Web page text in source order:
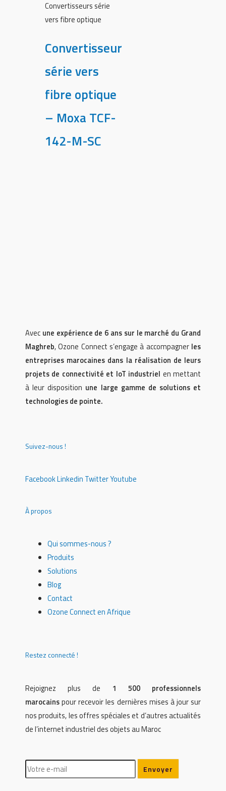
Convertisseurs série
vers fibre optique
Convertisseur
série vers
fibre optique
– Moxa TCF-
142-M-SC
Avec une expérience de 6 ans sur le marché du Grand
Maghreb, Ozone Connect s’engage à accompagner les
entreprises marocaines dans la réalisation de leurs
projets de connectivité et IoT industriel en mettant
à leur disposition une large gamme de solutions et
technologies de pointe.
Suivez-nous !
FacebookLinkedin TwitterYoutube
À propos
Qui sommes-nous ?
Produits
Solutions
Blog
Contact
Ozone Connect en Afrique
Restez connecté !
Rejoignez plus de 1 500 professionnels
marocainspour recevoir les dernières mises à jour sur
nos produits, les offres spéciales et d’autres actualités
de l’internet industriel des objets au Maroc